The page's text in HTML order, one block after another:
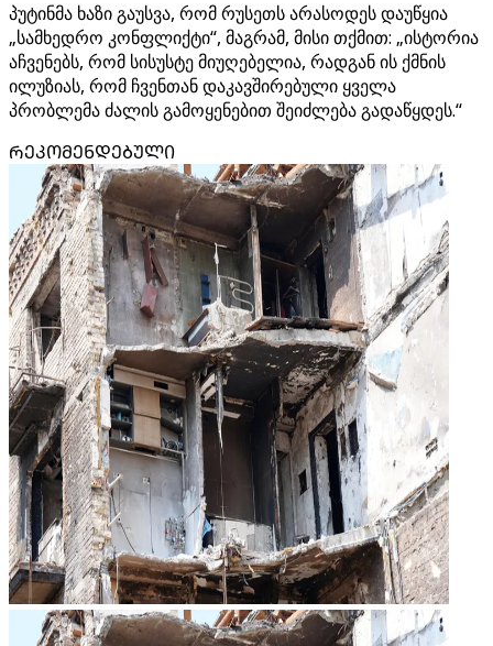
პუტინმა ხაზი გაუსვა, რომ რუსეთს არასოდეს დაუწყია
„სამხედრო კონფლიქტი“, მაგრამ, მისი თქმით: „ისტორია
აჩვენებს, რომ სისუსტე მიუღებელია, რადგან ის ქმნის
ილუზიას, რომ ჩვენთან დაკავშირებული ყველა
პრობლემა ძალის გამოყენებით შეიძლება გადაწყდეს.“
ᲠᲔᲙᲝᲛᲔᲜᲓᲔᲑᲣᲚᲘ